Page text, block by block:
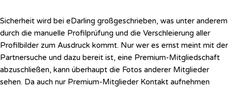
Sicherheit wird bei eDarling großgeschrieben, was unter anderem
durch die manuelle Profilprüfung und die Verschleierung aller
Profilbilder zum Ausdruck kommt. Nur wer es ernst meint mit der
Partnersuche und dazu bereit ist, eine Premium-Mitgliedschaft
abzuschließen, kann überhaupt die Fotos anderer Mitglieder
sehen. Da auch nur Premium-Mitglieder Kontakt aufnehmen